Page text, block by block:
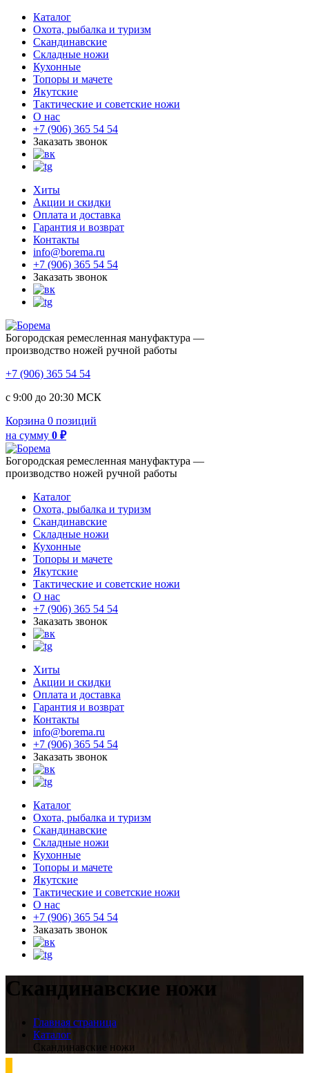
Каталог
Охота, рыбалка и туризм
Скандинавские
Складные ножи
Кухонные
Топоры и мачете
Якутские
Тактические и советские ножи
О нас
+7 (906) 365 54 54
Заказать звонок
Хиты
Акции и скидки
Оплата и доставка
Гарантия и возврат
Контакты
info@borema.ru
+7 (906) 365 54 54
Заказать звонок
Богородская ремесленная мануфактура —
производство ножей ручной работы
+7 (906) 365 54 54
с 9:00 до 20:30 МСК
Корзина 0 позиций
на сумму 0 ₽
Богородская ремесленная мануфактура —
производство ножей ручной работы
Каталог
Охота, рыбалка и туризм
Скандинавские
Складные ножи
Кухонные
Топоры и мачете
Якутские
Тактические и советские ножи
О нас
+7 (906) 365 54 54
Заказать звонок
Хиты
Акции и скидки
Оплата и доставка
Гарантия и возврат
Контакты
info@borema.ru
+7 (906) 365 54 54
Заказать звонок
Каталог
Охота, рыбалка и туризм
Скандинавские
Складные ножи
Кухонные
Топоры и мачете
Якутские
Тактические и советские ножи
О нас
+7 (906) 365 54 54
Заказать звонок
Скандинавские ножи
Главная страница
Каталог
Скандинавские ножи